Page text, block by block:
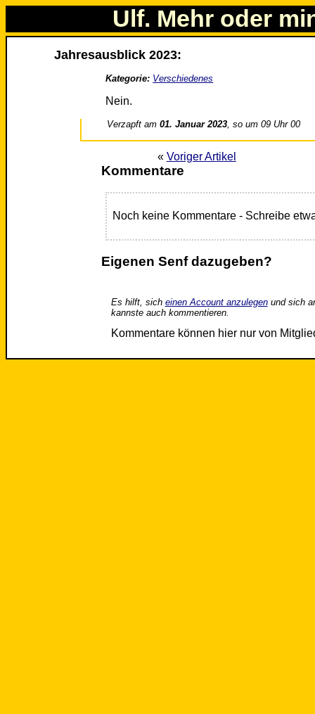
Ulf. Mehr oder
Jahresausblick 2023:
Kategorie: Verschiedenes
Nein.
Verzapft am01. Januar 2023, so um 09 Uhr 00
« Voriger Artikel
Kommentare
Noch keine Kommentare - Schreibe
Eigenen Senf dazugeben?
Es hilft, sich einen Account anzulegenund sich
kannste auch kommentieren.
Kommentare können hier nur von